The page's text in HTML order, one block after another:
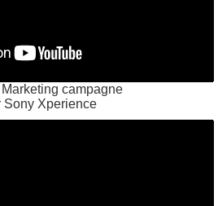
campagne
Sony Xperience